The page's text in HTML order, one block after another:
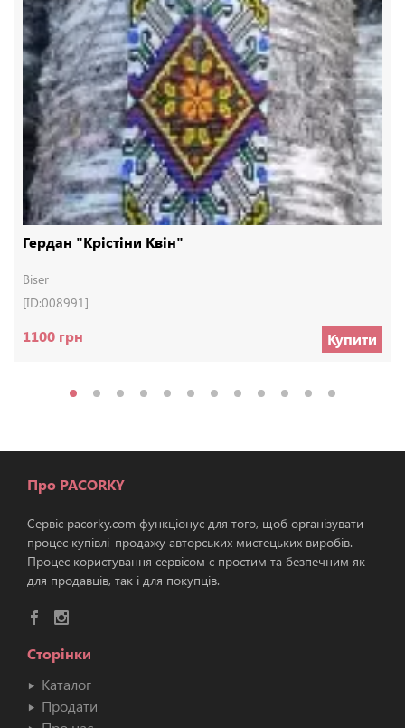
Гердан "Крістіни Квін"
Biser
[ID:008991]
1100 грн Купити
Про PACORKY
Сервіс pacorky.com функціонує для того, щоб організувати
процес купівлі-продажу авторських мистецьких виробів.
Процес користування сервісом є простим та безпечним як
для продавців, так і для покупців.
Сторінки
Каталог
Продати